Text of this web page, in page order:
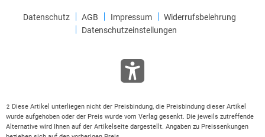
Datenschutz AGB Impressum
Widerrufsbelehrung
Datenschutzeinstellungen
2
Diese Artikel unterliegen nicht der Preisbindung, die Preisbindung dieser Artikel
wurde aufgehoben oder der Preis wurde vom Verlag gesenkt. Die jeweils zutreffende
Alternative wird Ihnen auf der Artikelseite dargestellt. Angaben zu Preissenkungen